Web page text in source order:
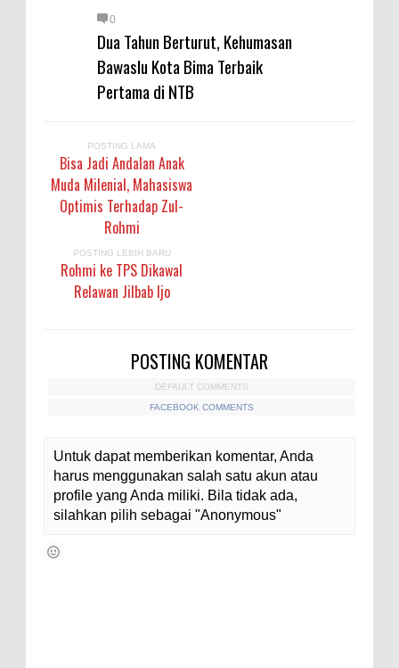
0
Dua Tahun Berturut, Kehumasan
Bawaslu Kota Bima Terbaik
Pertama di NTB
POSTING LAMA
Bisa Jadi Andalan Anak
Muda Milenial, Mahasiswa
Optimis Terhadap Zul-
Rohmi
POSTING LEBIH BARU
Rohmi ke TPS Dikawal
Relawan Jilbab Ijo
POSTING KOMENTAR
DEFAULT COMMENTS
FACEBOOK COMMENTS
Untuk dapat memberikan komentar, Anda
harus menggunakan salah satu akun atau
profile yang Anda miliki. Bila tidak ada,
silahkan pilih sebagai "Anonymous"